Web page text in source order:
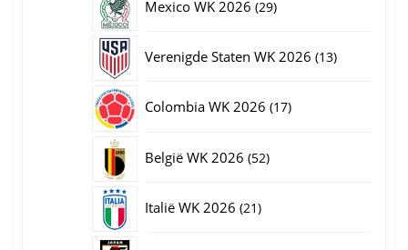
Mexico WK 2026 2929
Verenigde Staten WK 2026 1313
Colombia WK 2026 1717
België WK 2026 5252
Italië WK 2026 2121